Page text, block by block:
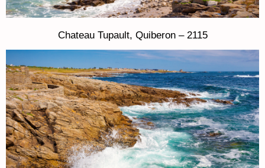
Chateau Tupault, Quiberon – 2115